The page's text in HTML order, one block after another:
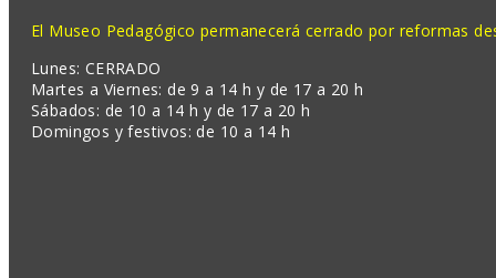
El Museo Pedagógico permanecerá cerrado por reformas
Lunes: CERRADO
Martes a Viernes: de 9 a 14 h y de 17 a 20 h
Sábados: de 10 a 14 h y de 17 a 20 h
Domingos y festivos: de 10 a 14 h